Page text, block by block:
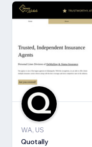
WA, US
Quotally